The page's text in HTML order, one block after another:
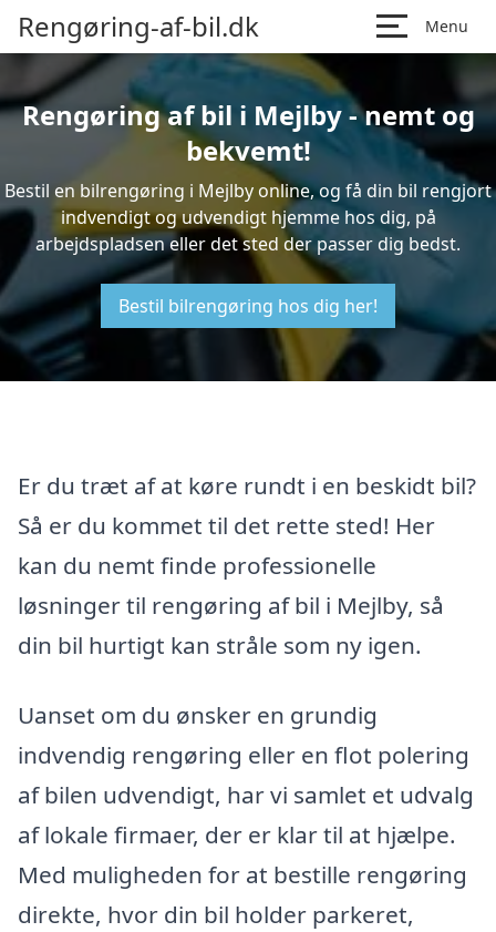
Rengøring-af-bil.dk Menu
Rengøring af bil i Mejlby - nemt og
bekvemt!
Bestil en bilrengøring i Mejlby online, og få din bil rengjort
indvendigt og udvendigt hjemme hos dig, på
arbejdspladsen eller det sted der passer dig bedst.
Bestil bilrengøring hos dig her!
Er du træt af at køre rundt i en beskidt bil?
Så er du kommet til det rette sted! Her
kan du nemt finde professionelle
løsninger til rengøring af bil i Mejlby, så
din bil hurtigt kan stråle som ny igen.
Uanset om du ønsker en grundig
indvendig rengøring eller en flot polering
af bilen udvendigt, har vi samlet et udvalg
af lokale firmaer, der er klar til at hjælpe.
Med muligheden for at bestille rengøring
direkte, hvor din bil holder parkeret,